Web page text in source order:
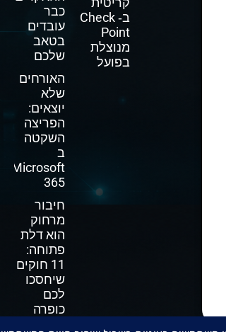
ב‑ Check
Point
מנוצלת
בפועל
כבר
עובדים
בטאב
שלכם
האורחים
שלא
יוצאים:
הפריצה
השקטה
ב
Microsoft
365
חיבור
מרחוק
הוא דלת
פתוחה:
11 חוקים
שיחסכו
לכם
כופרה